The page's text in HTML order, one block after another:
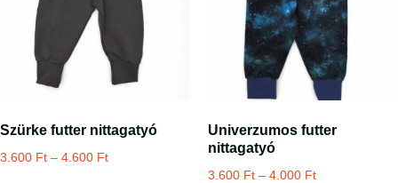
Szürke futter nittagatyó
3.600 Ft – 4.600 Ft
Univerzumos futter
nittagatyó
3.600 Ft – 4.000 Ft